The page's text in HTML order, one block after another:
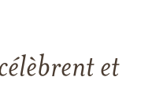
et